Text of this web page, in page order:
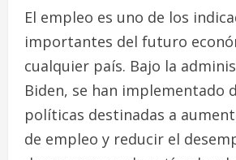
El empleo es uno de los
importantes del futuro
cualquier país. Bajo la
Biden, se han implementado
políticas destinadas a
de empleo y reducir el